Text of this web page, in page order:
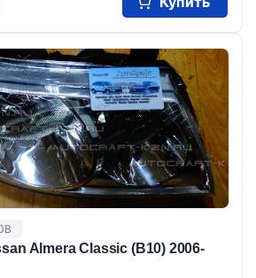
Almera Classic (B10) 2006-